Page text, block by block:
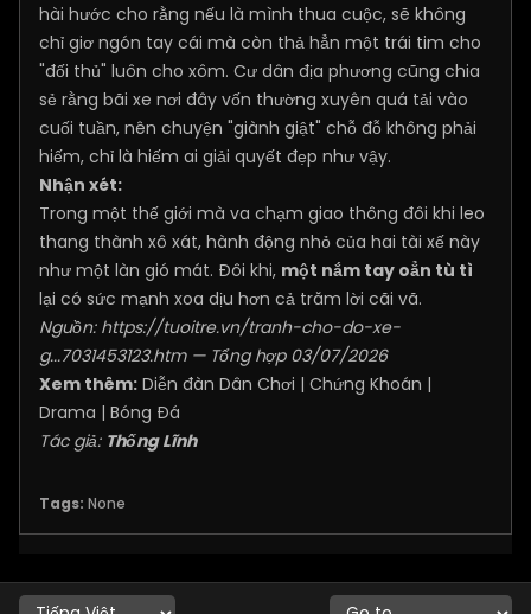
hài hước cho rằng nếu là mình thua cuộc, sẽ không
chỉ giơ ngón tay cái mà còn thả hẳn một trái tim cho
"đối thủ" luôn cho xôm. Cư dân địa phương cũng chia
sẻ rằng bãi xe nơi đây vốn thường xuyên quá tải vào
cuối tuần, nên chuyện "giành giật" chỗ đỗ không phải
hiếm, chỉ là hiếm ai giải quyết đẹp như vậy.
Nhận xét:
Trong một thế giới mà va chạm giao thông đôi khi leo
thang thành xô xát, hành động nhỏ của hai tài xế này
như một làn gió mát. Đôi khi, một nắm tay oẳn tù tì
lại có sức mạnh xoa dịu hơn cả trăm lời cãi vã.
Nguồn: https://tuoitre.vn/tranh-cho-do-xe-
g...7031453123.htm— Tổng hợp 03/07/2026
Xem thêm: Diễn đàn Dân Chơi | Chứng Khoán |
Drama | Bóng Đá
Tác giả: Thống Lĩnh
Tags: None